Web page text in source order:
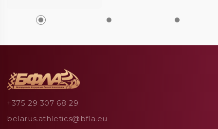
+375 29 307 68 29
belarus.athletics@bfla.eu